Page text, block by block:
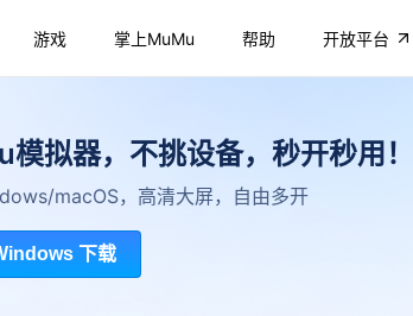
游戏 掌上MuMu 帮助 开放平台
拟器，不挑设备，秒开秒用！
macOS，高清大屏，自由多开
下载